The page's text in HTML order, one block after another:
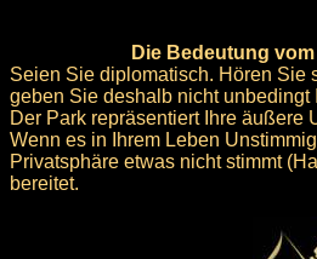
Die Bedeutung
Seien Sie diplomatisch. Hören Sie
geben Sie deshalb nicht unbedingt
Der Park repräsentiert Ihre äußere
Wenn es in Ihrem Leben
Privatsphäre etwas nicht stimmt
bereitet.